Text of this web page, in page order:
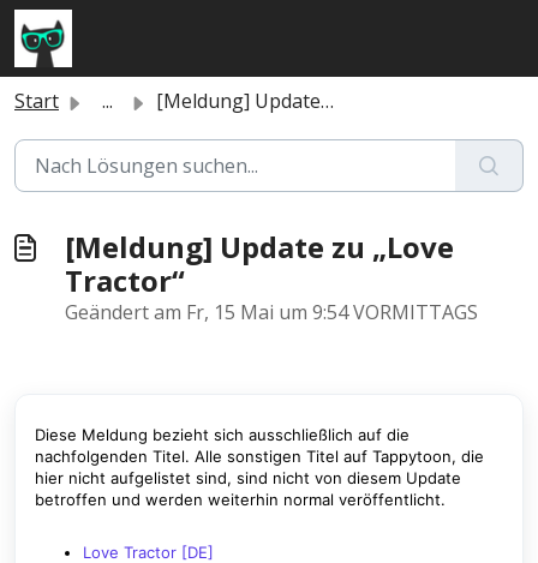
Zum hauptsächlichen Inhalt gehen
Start ... [Meldung] Update zu „Love Tractor“
[Meldung] Update zu „Love
Tractor“
Geändert am Fr, 15 Mai um 9:54 VORMITTAGS
Diese Meldung bezieht sich ausschließlich auf die
nachfolgenden Titel. Alle sonstigen Titel auf Tappytoon, die
hier nicht aufgelistet sind, sind nicht von diesem Update
betroffen und werden weiterhin normal veröffentlicht.
Love Tractor [DE]